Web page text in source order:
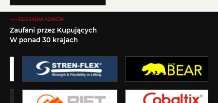
——GLOBALNA REAKCJA
Zaufani przez Kupujących
W ponad 30 krajach